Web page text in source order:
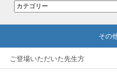
ご登場いただいた先生方